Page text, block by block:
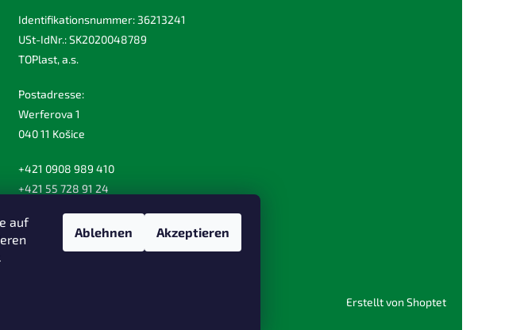
auf
Ablehnen Akzeptieren
Identifikationsnummer: 36213241
USt-IdNr.: SK2020048789
TOPlast, a.s.
Postadresse:
Werferova 1
040 11 Košice
+421 0908 989 410
+421 55 728 91 24
Erstellt von Shoptet